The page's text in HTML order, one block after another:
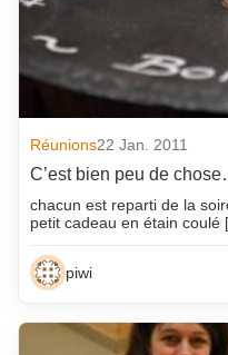
Réunions22 Jan. 2011
C’est bien peu de
chacun est reparti de la
petit cadeau en étain
piwi